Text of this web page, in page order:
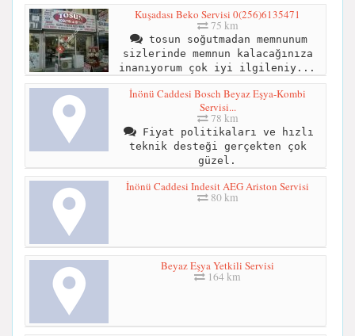
Kuşadası Beko Servisi 0(256)6135471
75 km
tosun soğutmadan memnunum
sizlerinde memnun kalacağınıza
inanıyorum çok iyi ilgileniy...
İnönü Caddesi Bosch Beyaz Eşya-Kombi
Servisi...
78 km
Fiyat politikaları ve hızlı
teknik desteği gerçekten çok
güzel.
İnönü Caddesi Indesit AEG Ariston Servisi
80 km
Beyaz Eşya Yetkili Servisi
164 km